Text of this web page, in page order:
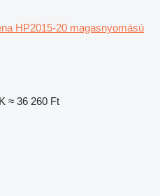
HP2015-20 magasnyomású
≈ 36 260 Ft